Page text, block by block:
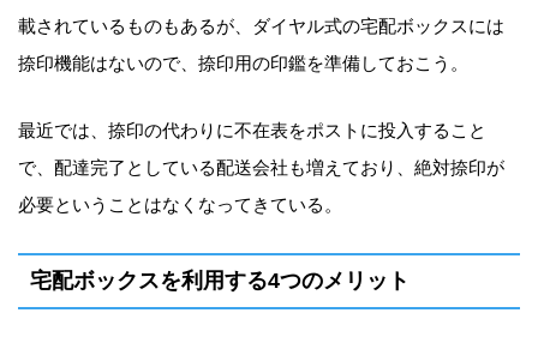
載されているものもあるが、ダイヤル式の宅配ボックスには
捺印機能はないので、捺印用の印鑑を準備しておこう。
最近では、捺印の代わりに不在表をポストに投入すること
で、配達完了としている配送会社も増えており、絶対捺印が
必要ということはなくなってきている。
宅配ボックスを利用する4つのメリット